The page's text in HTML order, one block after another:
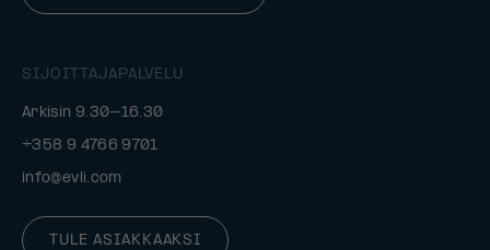
SIJOITTAJAPALVELU
Arkisin 9.30–16.30
+358 9 4766 9701
info@evli.com
TULE ASIAKKAAKSI